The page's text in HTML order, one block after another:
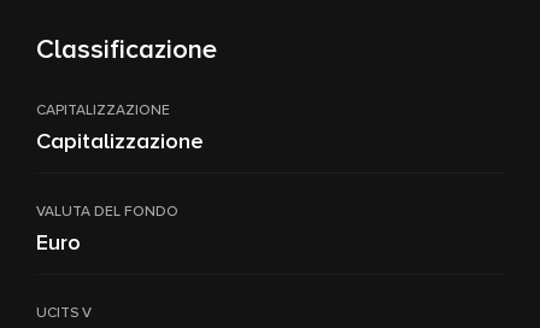
Classificazione
CAPITALIZZAZIONE
Capitalizzazione
VALUTA DEL FONDO
Euro
UCITS V